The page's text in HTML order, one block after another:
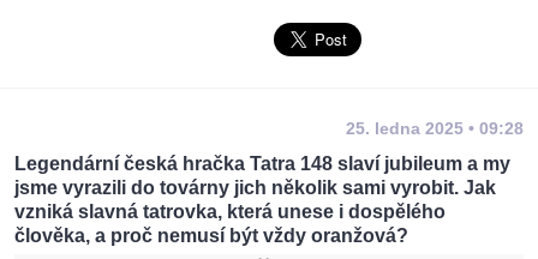
25. ledna 2025 • 09:28
Legendární česká hračka Tatra 148 slaví jubileum a my
jsme vyrazili do továrny jich několik sami vyrobit. Jak
vzniká slavná tatrovka, která unese i dospělého
člověka, a proč nemusí být vždy oranžová?